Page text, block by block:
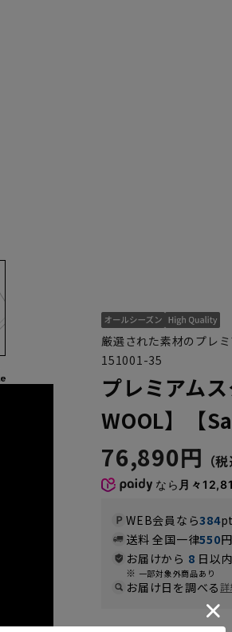
厳選された素材のプレ
151001-35
プレミアム
WOOL】【
76,890円
なら 月々
WEB会員なら384
送料 全国一律550
お届けから 8 日以
一部対象外商品あり
お届け日を調べる